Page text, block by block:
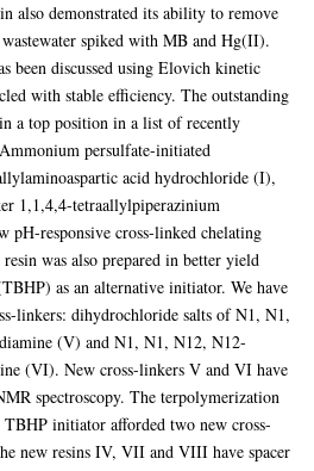
also demonstrated its ability to remove
spiked with MB and Hg(II).
been discussed using Elovich kinetic
with stable efficiency. The outstanding
a top position in a list of recently
persulfate-initiated
acid hydrochloride (I),
1,1,4,4-tetraallylpiperazinium
pH-responsive cross-linked chelating
was also prepared in better yield
as an alternative initiator. We have
linkers: dihydrochloride salts of N1, N1,
(V) and N1, N1, N12, N12-
(VI). New cross-linkers V and VI have
spectroscopy. The terpolymerization
initiator afforded two new cross-
new resins IV, VII and VIII have spacer